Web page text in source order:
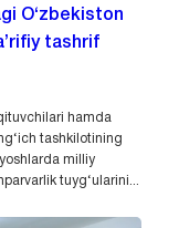
O‘zbekiston
tashrif
hamda
tashkilotining
milliy
tuyg‘ularini...